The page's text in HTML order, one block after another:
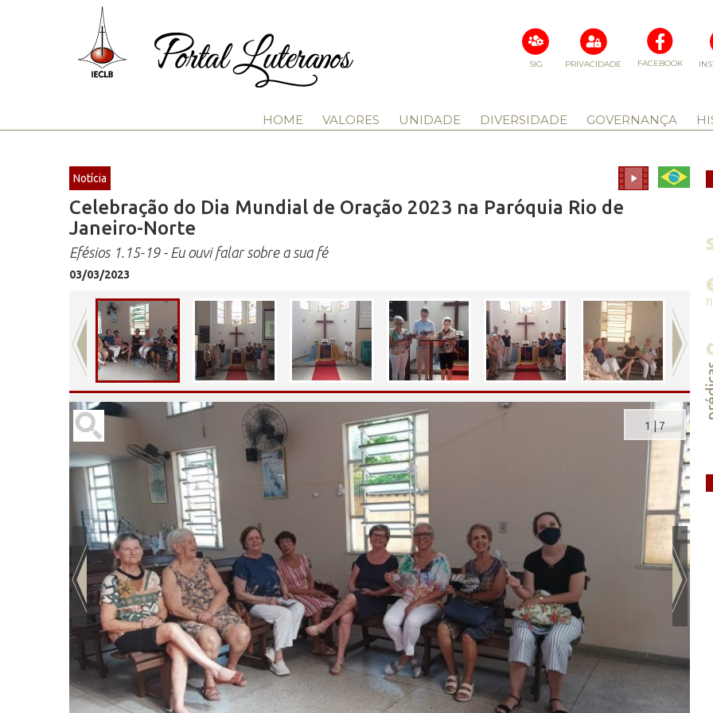
FACEBOOK
PRIVACIDADE
SIG
HOME VALORES UNIDADE DIVERSIDADE GOVERNANÇA
Notícia
Celebração do Dia Mundial de Oração 2023 na Paróquia Rio de
Janeiro-Norte
Efésios 1.15-19 - Eu ouvi falar sobre a sua fé
03/03/2023
1 7